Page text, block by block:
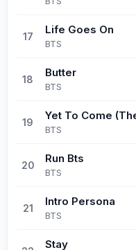
17
Life Goes On
BTS
18
Butter
BTS
19
Yet To Come
BTS
20
Run Bts
BTS
21
Intro Persona
BTS
Stay